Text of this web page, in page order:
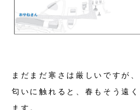
まだまだ寒さは厳しいですが
匂いに触れると、春もそう遠
ます。